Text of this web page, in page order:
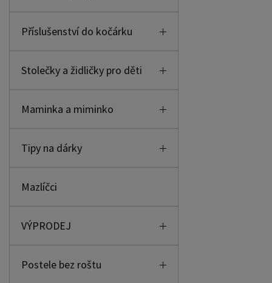
Příslušenství do kočárku
Stolečky a židličky pro děti
Maminka a miminko
Tipy na dárky
Mazlíčci
VÝPRODEJ
Postele bez roštu